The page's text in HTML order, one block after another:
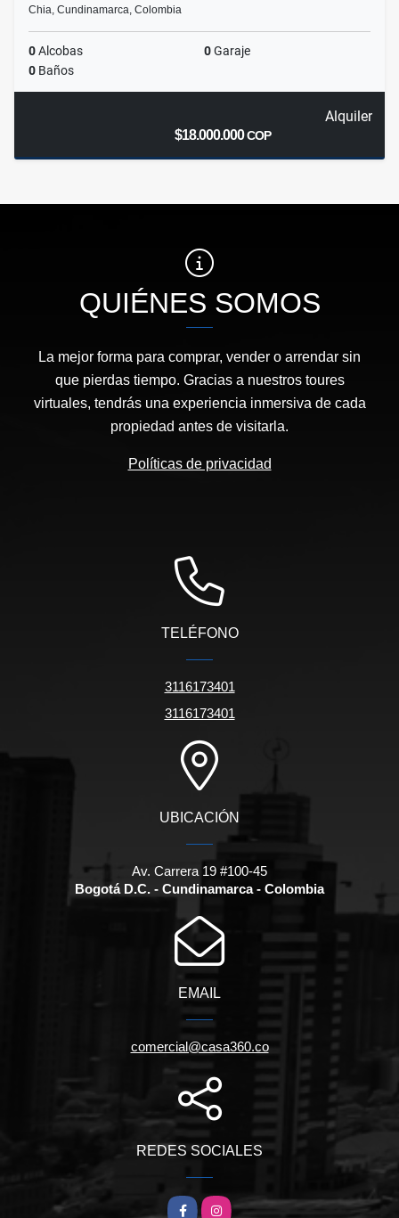
Chia, Cundinamarca, Colombia
0Alcobas 0Garaje
0 Baños
Alquiler
$18.000.000COP
QUIÉNES SOMOS
La mejor forma para comprar, vender o arrendar sin
que pierdas tiempo. Gracias a nuestros toures
virtuales, tendrás una experiencia inmersiva de cada
propiedad antes de visitarla.
Políticas de privacidad
TELÉFONO
3116173401
3116173401
UBICACIÓN
Av. Carrera 19 #100-45
Bogotá D.C. - Cundinamarca - Colombia
EMAIL
comercial@casa360.co
REDES SOCIALES
FacebookInstagram